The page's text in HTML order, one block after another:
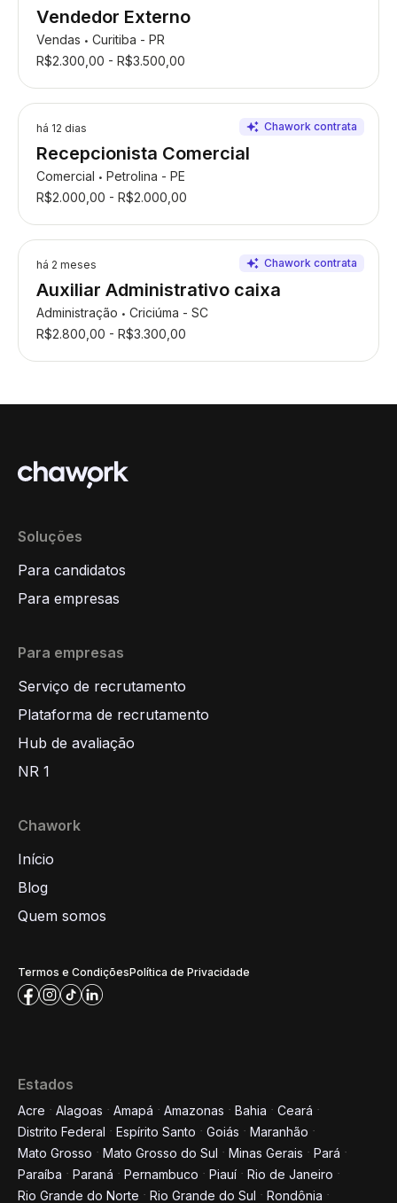
Vendedor Externo
Vendas • Curitiba - PR
R$2.300,00 - R$3.500,00
há 12 dias
Recepcionista Comercial
Comercial • Petrolina - PE
R$2.000,00 - R$2.000,00
há 2 meses
Auxiliar Administrativo caixa
Administração • Criciúma - SC
R$2.800,00 - R$3.300,00
Soluções
Para candidatos
Para empresas
Para empresas
Serviço de recrutamento
Plataforma de recrutamento
Hub de avaliação
NR 1
Chawork
Início
Blog
Quem somos
Termos e CondiçõesPolítica de Privacidade
Estados
Acre Alagoas Amapá Amazonas Bahia
Ceará
Distrito Federal
Espírito Santo Goiás
Maranhão
Mato Grosso
Mato Grosso do Sul Minas Gerais
Pará
Paraíba
Paraná Pernambuco Piauí
Rio de Janeiro
Rio Grande do Norte
Rio Grande do Sul Rondônia